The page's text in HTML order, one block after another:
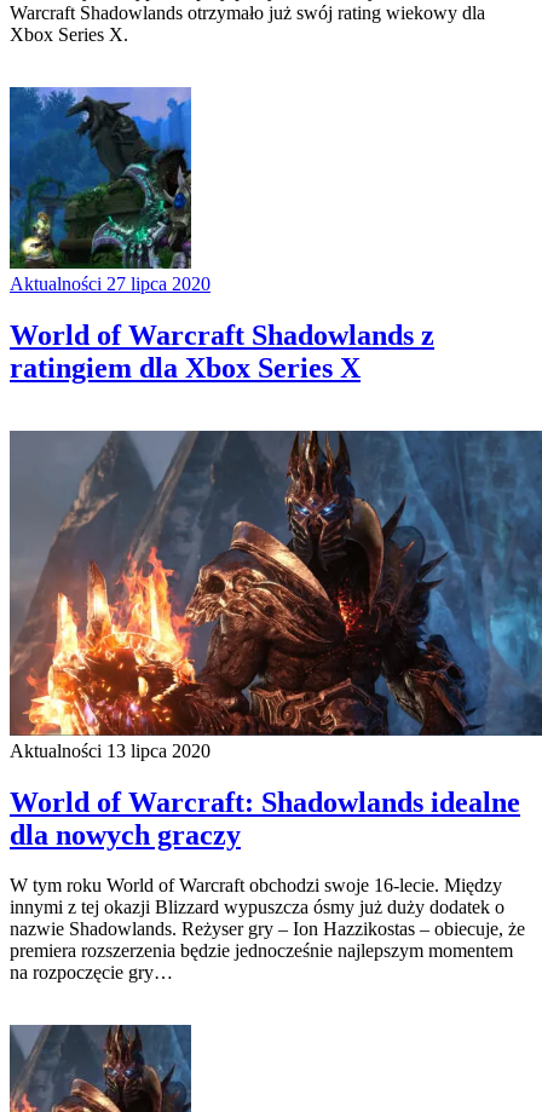
Warcraft Shadowlands otrzymało już swój rating wiekowy dla
Xbox Series X.
Aktualności 27 lipca 2020
World of Warcraft Shadowlands z
ratingiem dla Xbox Series X
Aktualności 13 lipca 2020
World of Warcraft: Shadowlands idealne
dla nowych graczy
W tym roku World of Warcraft obchodzi swoje 16-lecie. Między
innymi z tej okazji Blizzard wypuszcza ósmy już duży dodatek o
nazwie Shadowlands. Reżyser gry – Ion Hazzikostas – obiecuje, że
premiera rozszerzenia będzie jednocześnie najlepszym momentem
na rozpoczęcie gry…